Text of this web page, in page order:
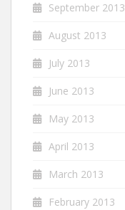
September 2013
August 2013
July 2013
June 2013
May 2013
April 2013
March 2013
February 2013